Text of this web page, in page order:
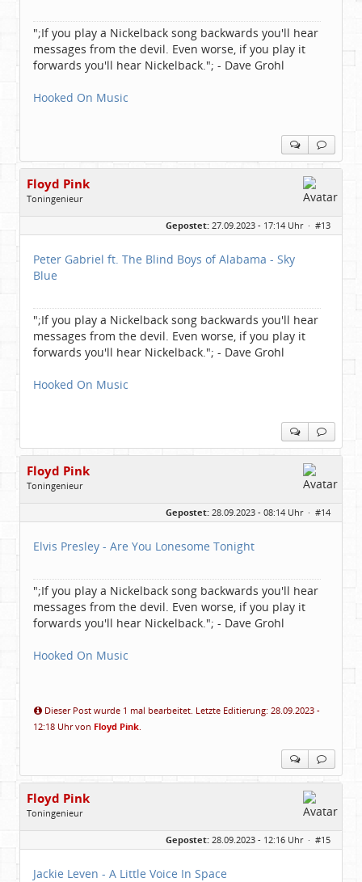
";If you play a Nickelback song backwards you'll hear
messages from the devil. Even worse, if you play it
forwards you'll hear Nickelback."; - Dave Grohl
Hooked On Music
Floyd Pink
Toningenieur
Geschlecht:
keine Angabe
Beiträge:
7827
Gepostet: 27.09.2023 - 17:14 Uhr · #13
Peter Gabriel ft. The Blind Boys of Alabama - Sky
Blue
";If you play a Nickelback song backwards you'll hear
messages from the devil. Even worse, if you play it
forwards you'll hear Nickelback."; - Dave Grohl
Hooked On Music
Floyd Pink
Toningenieur
Beiträge:
7827
Gepostet: 28.09.2023 - 08:14 Uhr · #14
Elvis Presley - Are You Lonesome Tonight
";If you play a Nickelback song backwards you'll hear
messages from the devil. Even worse, if you play it
forwards you'll hear Nickelback."; - Dave Grohl
Hooked On Music
Dieser Post wurde 1 mal bearbeitet. Letzte Editierung: 28.09.2023 -
12:18 Uhr von Floyd Pink.
Floyd Pink
Toningenieur
Geschlecht:
keine Angabe
Beiträge:
7827
Gepostet: 28.09.2023 - 12:16 Uhr · #15
Jackie Leven - A Little Voice In Space